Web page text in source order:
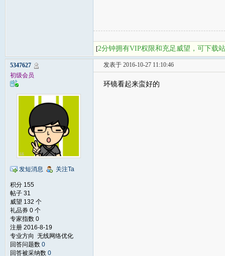
[2分钟拥有VIP权限和充足威望，可下载
5347627
初级会员
发短消息 关注Ta
积分 155
帖子 31
威望 132 个
礼品券 0 个
专家指数 0
注册 2016-8-19
专业方向 无线网络优化
回答问题数 0
回答被采纳数 0
发表于 2016-10-27 11:10:46
环镜看起来蛮好的